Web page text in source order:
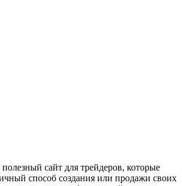
сайт для трейдеров, которые
способ создания или продажи своих